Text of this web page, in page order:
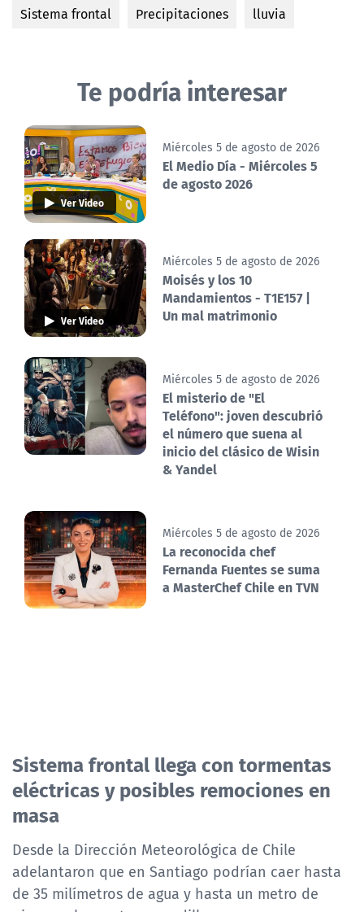
Sistema frontal Precipitaciones lluvia
Te podría interesar
Ver Video
Miércoles 5 de agosto de 2026
El Medio Día - Miércoles 5
de agosto 2026
Ver Video
Miércoles 5 de agosto de 2026
Moisés y los 10
Mandamientos - T1E157 |
Un mal matrimonio
Miércoles 5 de agosto de 2026
El misterio de "El
Teléfono": joven descubrió
el número que suena al
inicio del clásico de Wisin
& Yandel
Miércoles 5 de agosto de 2026
La reconocida chef
Fernanda Fuentes se suma
a MasterChef Chile en TVN
Sistema frontal llega con tormentas
eléctricas y posibles remociones en
masa
Desde la Dirección Meteorológica de Chile
adelantaron que en Santiago podrían caer hasta
de 35 milímetros de agua y hasta un metro de